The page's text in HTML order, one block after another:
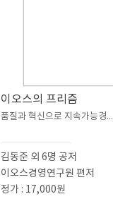
이오스의 프리즘
품질과 혁신으로 지속가능경...
김동준 외 6명 공저
이오스경영연구원 편저
정가 : 17,000원